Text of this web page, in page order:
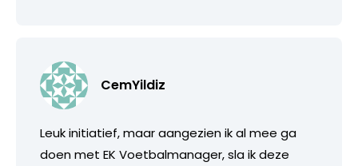
CemYildiz
Leuk initiatief, maar aangezien ik al mee ga
doen met EK Voetbalmanager, sla ik deze